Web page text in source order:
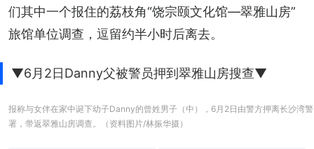
们其中一个报住的荔枝角“饶宗颐文化馆—翠雅山房”
旅馆单位调查，逗留约半小时后离去。
▼6月2日Danny父被警员押到翠雅山房搜查▼
报称与女伴在家中诞下幼子Danny的曾姓男子（中），6月2日由警方押离长沙湾警
署，带返翠雅山房调查。（资料图片/林振华摄）